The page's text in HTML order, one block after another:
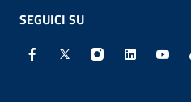
SEGUICI SU
Facebook - Sito esterno
X - Sito esterno -
Instagram -
Linkedin